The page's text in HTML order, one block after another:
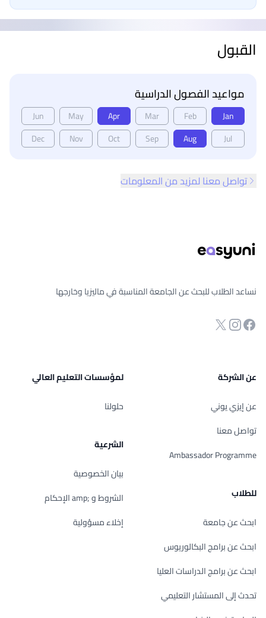
القبول
مواعيد الفصول الدراسية
Jan
Feb
Mar
Apr
May
Jun
Jul
Aug
Sep
Oct
Nov
Dec
تواصل معنا لمزيد من المعلومات
نساعد الطلاب للبحث عن الجامعة المناسبة في ماليزيا وخارجها
صفحة الفيسبوك
انستجرام
Twitter
عن الشركة
عن إيزي يوني
تواصل معنا
Ambassador Programme
للطلاب
ابحث عن جامعة
ابحث عن برامج البكالوريوس
ابحث عن برامج الدراسات العليا
تحدث إلى المستشار التعليمي
لمؤسسات التعليم العالي
حلولنا
الشرعية
بيان الخصوصية
الشروط و ;amp الإحكام
إخلاء مسؤولية